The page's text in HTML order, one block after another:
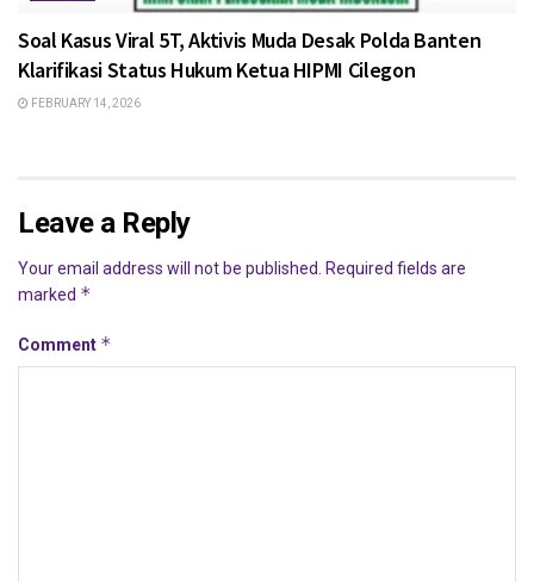
Soal Kasus Viral 5T, Aktivis Muda Desak Polda Banten
Klarifikasi Status Hukum Ketua HIPMI Cilegon
FEBRUARY 14, 2026
Leave a Reply
Your email address will not be published. Required fields are
marked *
Comment *